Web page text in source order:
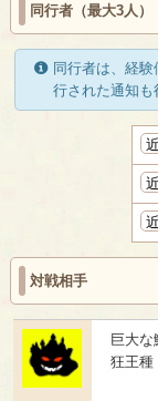
同行者（最大3人）
同行者は、経
行された通知も
対戦相手
巨大な
狂王種